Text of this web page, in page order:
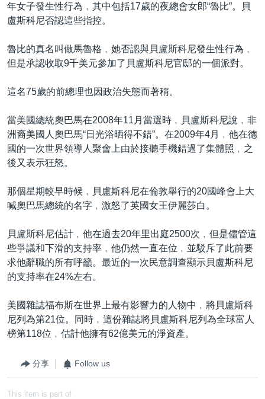
年女子發生性行為﹐其中包括17歲的夜總會女郎“魯比”。貝
盧斯科尼否認這些指控。
魯比的真名叫做馬魯格﹐她否認與貝盧斯科尼發生性行為﹐
但是承認收取9千美元參加了貝盧斯科尼官邸的一個派對。
這名75歲的前總理也因政治失態而著稱。
當美國總統奧巴馬在2008年11月當選時﹐貝盧斯科尼說﹐非
洲裔美國人奧巴馬“日光浴晒得不錯”。在2009年4月﹐他在德
國的一次世界領導人聚會上由於接聽手機錯過了集體照﹐之
後又表示狂怒。
那個星期較早時候﹐貝盧斯科尼在倫敦舉行的20國峰會上大
喊奧巴馬總統的名字﹐激怒了英國女王伊麗莎白。
貝盧斯科尼估計﹐他在過去20年里出庭2500次﹐但是儘管這
些爭議和下滑的支持率﹐他仍然一直在位﹐並駁斥了此前要
求他辭職的所有呼籲。最近的一次民意調查顯示貝盧斯科尼
的支持率在24%左右。
美國雜誌福布斯在世界上最有影響力的人物中﹐將貝盧斯科
尼列為第21位。同時﹐這份雜誌將貝盧斯科尼列為全球富人
榜第118位﹐估計他擁有62億美元的淨資產。
分享 Follow us
This item is part of